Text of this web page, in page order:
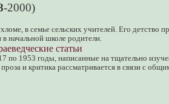
-2000)
в семье сельских учителей. Его детство
начальной школе родители.
статьи
по 1953 годы, написанные на тщательно
и критика рассматривается в связи с